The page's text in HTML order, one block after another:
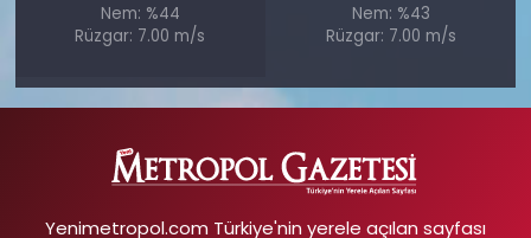
Nem: %44
Rüzgar: 7.00 m/s
Nem: %43
Rüzgar: 7.00 m/s
Yenimetropol.com Türkiye'nin yerele açılan sayfası